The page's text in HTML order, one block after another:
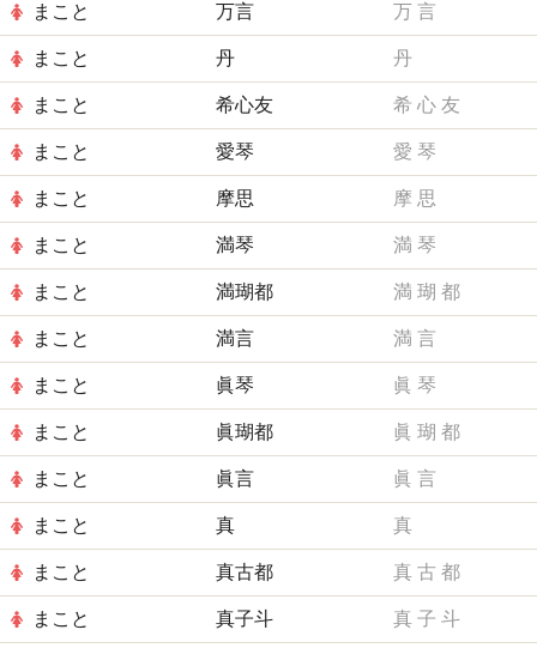
まこと 万言 万 言
まこと 丹 丹
まこと 希心友 希 心 友
まこと 愛琴 愛 琴
まこと 摩思 摩 思
まこと 満琴 満 琴
まこと 満瑚都 満 瑚 都
まこと 満言 満 言
まこと 眞琴 眞 琴
まこと 眞瑚都 眞 瑚 都
まこと 眞言 眞 言
まこと 真 真
まこと 真古都 真 古 都
まこと 真子斗 真 子 斗